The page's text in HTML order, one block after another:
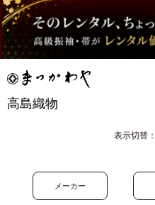
高島織物
表示切替：
メーカー